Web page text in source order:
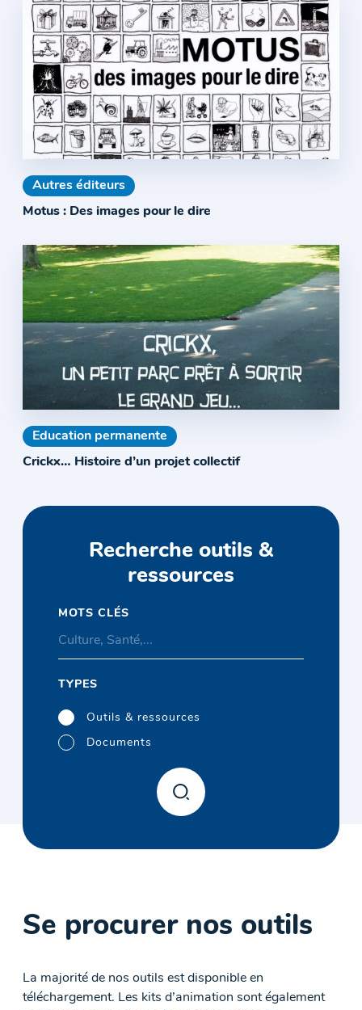
Autres éditeurs
Motus : Des images pour le dire
Education permanente
Crickx… Histoire d’un projet collectif
Recherche outils &
ressources
MOTS CLÉS
TYPES
Outils & ressources
Documents
Se procurer nos outils
La majorité de nos outils est disponible en
téléchargement. Les kits d’animation sont également